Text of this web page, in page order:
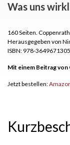
Was uns
160 Seiten.
Herausgegeben von
ISBN: 978-3649671305
Mit einem Beitrag
Jetzt bestellen: